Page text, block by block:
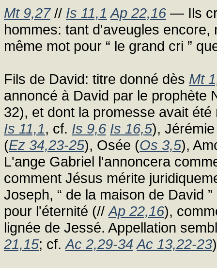
Mt 9,27// Is 11,1 Ap 22,16 — Ils
hommes: tant d'aveugles
même mot pour “ le grand cri ”
Fils de David: titre donné dès Mt
annoncé à David par le prophète
32), et dont la promesse avait
Is 11,1, cf. Is 9,6 Is 16,5),
(Ez 34,23-25), Osée (Os 3,5),
L'ange Gabriel l'annoncera
comment Jésus mérite
Joseph, “ de la maison de David ”
pour l'éternité (//Ap 22,16),
lignée de Jessé. Appellation
21,15; cf.Ac 2,29-34 Ac 13,22-23